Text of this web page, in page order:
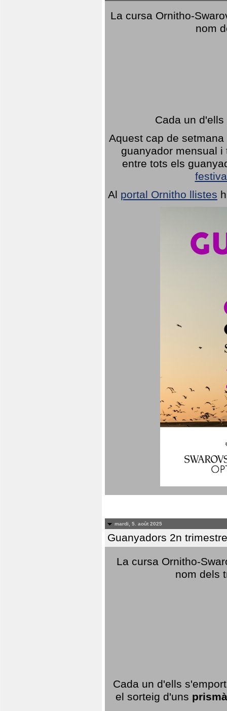
La cursa Ornitho-
nom
Cada un
Aquest cap de
guanyador mensual
entre tots els
Al portal Ornitho llistes
mardi, 5. août 2025
Guanyadors 2n
La cursa Ornitho-
nom dels
Cada un d'ells
el sorteig d'uns